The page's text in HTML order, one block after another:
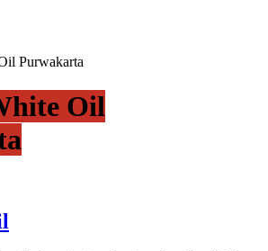
Purwakarta
Oil